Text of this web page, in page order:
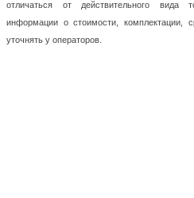
отличаться от действительного вида
информации о стоимости, комплектации,
уточнять у операторов.